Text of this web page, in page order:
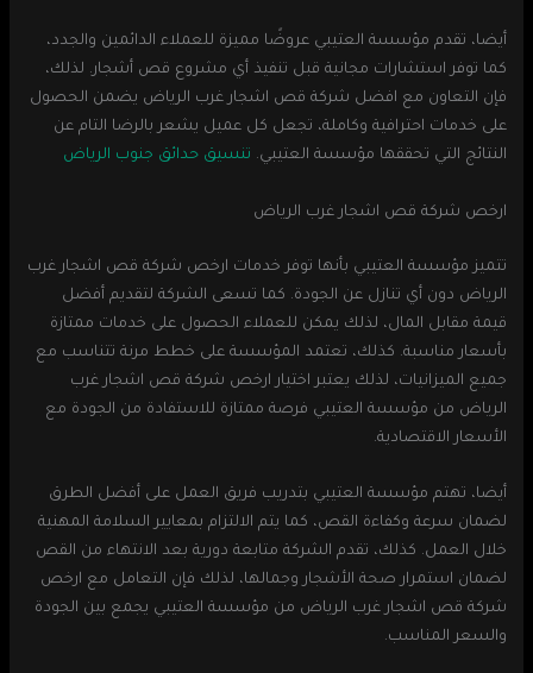
أيضا، تقدم مؤسسة العتيبي عروضًا مميزة للعملاء الدائمين والجدد،
كما توفر استشارات مجانية قبل تنفيذ أي مشروع قص أشجار. لذلك،
فإن التعاون مع افضل شركة قص اشجار غرب الرياض يضمن الحصول
على خدمات احترافية وكاملة، تجعل كل عميل يشعر بالرضا التام عن
النتائج التي تحققها مؤسسة العتيبي. تنسيق حدائق جنوب الرياض
ارخص شركة قص اشجار غرب الرياض
تتميز مؤسسة العتيبي بأنها توفر خدمات ارخص شركة قص اشجار غرب
الرياض دون أي تنازل عن الجودة. كما تسعى الشركة لتقديم أفضل
قيمة مقابل المال، لذلك يمكن للعملاء الحصول على خدمات ممتازة
بأسعار مناسبة. كذلك، تعتمد المؤسسة على خطط مرنة تتناسب مع
جميع الميزانيات، لذلك يعتبر اختيار ارخص شركة قص اشجار غرب
الرياض من مؤسسة العتيبي فرصة ممتازة للاستفادة من الجودة مع
الأسعار الاقتصادية.
أيضا، تهتم مؤسسة العتيبي بتدريب فريق العمل على أفضل الطرق
لضمان سرعة وكفاءة القص، كما يتم الالتزام بمعايير السلامة المهنية
خلال العمل. كذلك، تقدم الشركة متابعة دورية بعد الانتهاء من القص
لضمان استمرار صحة الأشجار وجمالها، لذلك فإن التعامل مع ارخص
شركة قص اشجار غرب الرياض من مؤسسة العتيبي يجمع بين الجودة
والسعر المناسب.